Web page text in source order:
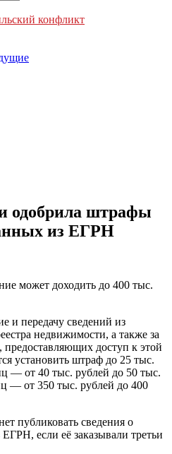
конфликт
одобрила штрафы
из ЕГРН
может доходить до 400 тыс.
и передачу сведений из
недвижимости, а также за
предоставляющих доступ к этой
установить штраф до 25 тыс.
— от 40 тыс. рублей до 50 тыс.
— от 350 тыс. рублей до 400
публиковать сведения о
если её заказывали третьи